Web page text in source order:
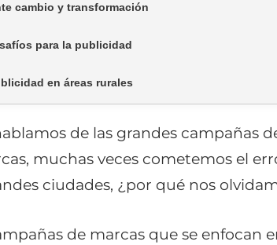
cambio y transformación
para la publicidad
en áreas rurales
de las grandes campañas
muchas veces cometemos el
ciudades, ¿por qué nos
de marcas que se enfocan